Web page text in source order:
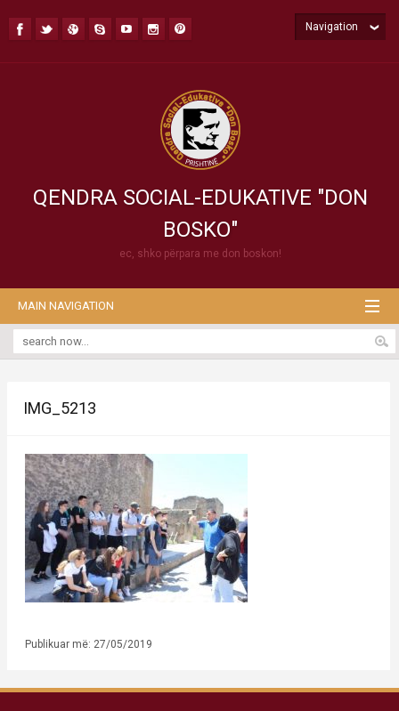
QENDRA SOCIAL-EDUKATIVE "DON
BOSKO"
ec, shko përpara me don boskon!
Navigation
MAIN NAVIGATION
IMG_5213
Publikuar më: 27/05/2019